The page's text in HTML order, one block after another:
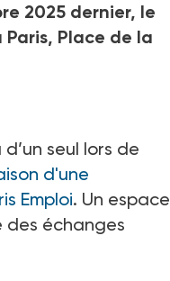
2025 dernier, le
Paris, Place de la
seul lors de
d'une
Emploi. Un espace
des échanges